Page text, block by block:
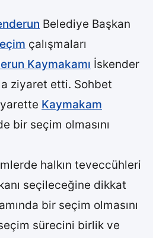
Belediye Başkan
çalışmaları
Kaymakamı İskender
ziyaret etti. Sohbet
Kaymakam
bir seçim olmasını
halkın teveccühleri
seçileceğine dikkat
bir seçim olmasını
sürecini birlik ve